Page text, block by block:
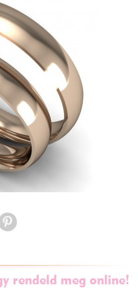
rendeld meg online!